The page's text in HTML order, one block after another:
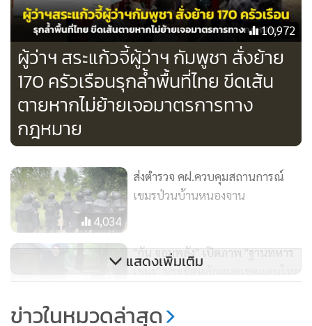
10,972
ผู้ว่าฯ สระแก้วจี้ผู้ว่าฯ กัมพูชา สั่งย้าย
170 ครัวเรือนรุกล้ำพื้นที่ไทย ขีดเส้น
ตายหากไม่ย้ายเจอมาตรการทาง
กฎหมาย
4,034
ส่งตำรวจ คฝ.ควบคุมสถานการณ์
เขมรป่วนบ้านหนองจาน
"กัน จอมพลัง" เปิดภาพ "ฐานทหาร
เขมร" ประชิดหลักหมุดเขตแดนไทย
เวลา
แสดงเพิ่มเติม
ข่าวในหมวดล่าสุด